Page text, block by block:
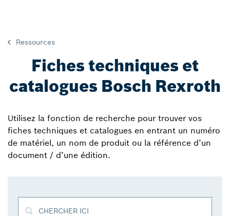
Ressources
Fiches techniques et
catalogues Bosch Rexroth
Utilisez la fonction de recherche pour trouver vos
fiches techniques et catalogues en entrant un numéro
de matériel, un nom de produit ou la référence d’un
document / d’une édition.
CHERCHER ICI